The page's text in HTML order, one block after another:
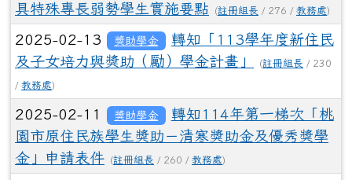
具特殊專長弱勢學生實施要點
(註冊組長 / 276 / 教務處)
2025-02-13 獎助學金
轉知「113學年度新住民
及子女培力與獎助（勵）學金計畫」
(註冊組長 / 230
/ 教務處)
2025-02-11 獎助學金
轉知114年第一梯次「桃
園市原住民族學生獎助－清寒獎助金及優秀獎學
金」申請表件
(註冊組長 / 260 / 教務處)